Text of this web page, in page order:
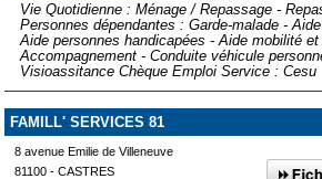
Vie Quotidienne : Ménage / Repassage -
Personnes dépendantes : Garde-malade -
Aide personnes handicapées - Aide mobilité
Accompagnement - Conduite véhicule
Visioassitance Chèque Emploi Service : Cesu
FAMILL' SERVICES 81
8 avenue Emilie de Villeneuve
81100 - CASTRES